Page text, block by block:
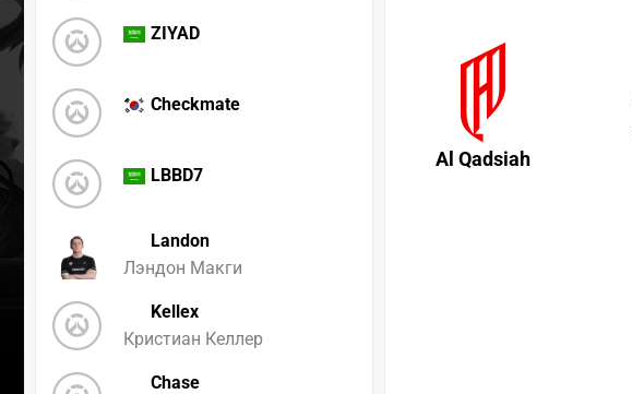
ZIYAD
Checkmate
LBBD7
Landon
Лэндон Макги
Kellex
Кристиан Келлер
Chase
Al Qadsiah